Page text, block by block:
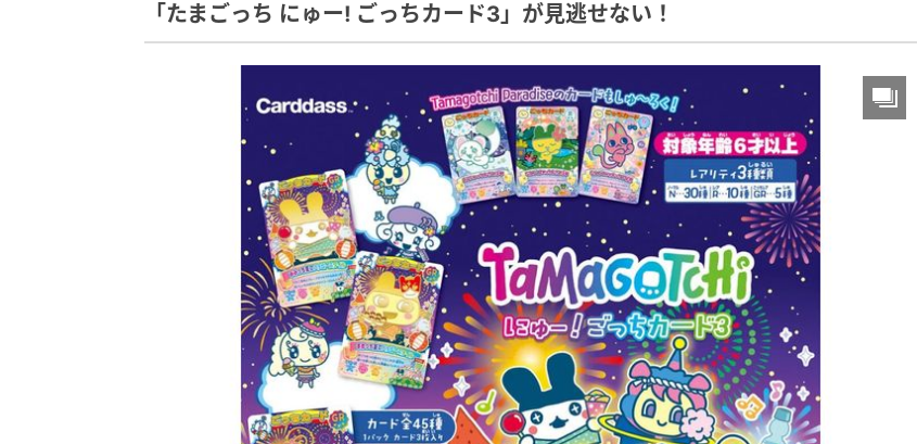
「たまごっち にゅー! ごっちカード3」が見逃せない！